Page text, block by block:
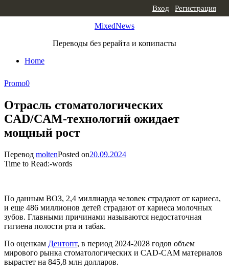
MixedNews
Переводы без рерайта и копипасты
Home
Вход | Регистрация
Promo0
Отрасль стоматологических
CAD/CAM-технологий ожидает
мощный рост
Перевод moltenPosted on20.09.2024
Time to Read:-words
По данным ВОЗ, 2,4 миллиарда человек страдают от кариеса,
и еще 486 миллионов детей страдают от кариеса молочных
зубов. Главными причинами называются недостаточная
гигиена полости рта и табак.
По оценкам Дентопт, в период 2024-2028 годов объем
мирового рынка стоматологических и CAD-CAM материалов
вырастет на 845,8 млн долларов.